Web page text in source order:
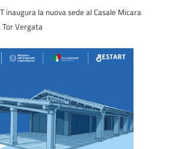
inaugura la nuova sede al Casale Micara
Tor Vergata